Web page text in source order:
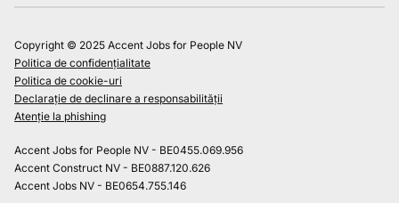
Copyright © 2025 Accent Jobs for People NV
Politica de confidențialitate
Politica de cookie-uri
Declarație de declinare a responsabilității
Atenție la phishing
Accent Jobs for People NV - BE0455.069.956
Accent Construct NV - BE0887.120.626
Accent Jobs NV - BE0654.755.146